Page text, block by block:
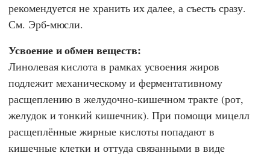
рекомендуется не хранить их далее, а съесть сразу.
См. Эрб-мюсли.
Усвоение и обмен веществ:
Линолевая кислота в рамках усвоения жиров
подлежит механическому и ферментативному
расщеплению в желудочно-кишечном тракте (рот,
желудок и тонкий кишечник). При помощи мицелл
расщеплённые жирные кислоты попадают в
кишечные клетки и оттуда связанными в виде